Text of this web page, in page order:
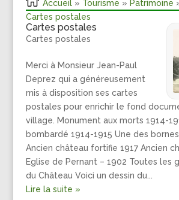
Accueil» Tourisme » Patrimoine
Cartes postales
Cartes postales
Cartes postales
Merci à Monsieur Jean-Paul
Deprez qui a généreusement
mis à disposition ses cartes
postales pour enrichir le fond
village. Monument aux morts 1914-
bombardé 1914-1915 Une des
Ancien château fortifie 1917 Ancien
Eglise de Pernant – 1902 Toutes les
du Château Voici un dessin du...
Lire la suite »